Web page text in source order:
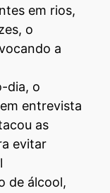
em rios,
o
a
dia, o
entrevista
as
evitar
de álcool,